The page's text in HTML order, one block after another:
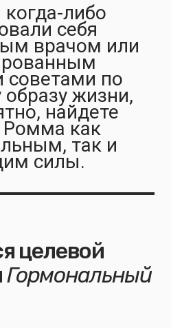
либо
себя
врачом или
советами по
жизни,
найдете
Ромма как
так и
силы.
целевой
Гормональный